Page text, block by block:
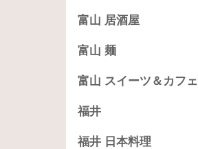
富山 居酒屋
富山 麺
富山 スイーツ＆カフェ
福井
福井 日本料理